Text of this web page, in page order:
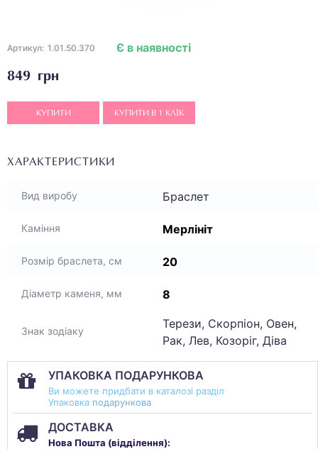
Артикул: 1.01.50.370
849 грн
Є в наявності
КУПИТИ КУПИТИ В 1 КЛІК
ХАРАКТЕРИСТИКИ
Вид виробу Браслет
Каміння Мерлініт
Розмір браслета, см 20
Діаметр каменя, мм 8
Знак зодіаку
Терези, Скорпіон, Овен,
Рак, Лев, Козоріг, Діва
УПАКОВКА ПОДАРУНКОВА
Ви можете придбати в каталозі разділ
Упаковка подарункова
ДОСТАВКА
Нова Пошта (відділення):